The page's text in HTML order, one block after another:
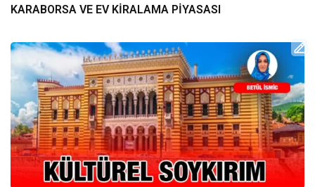
KARABORSA VE EV KİRALAMA PİYASASI